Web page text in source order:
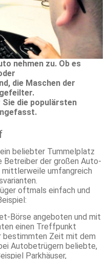
nehmen zu. Ob es
die Maschen der
Sie die populärsten
beliebter Tummelplatz
Betreiber der großen Auto-
umfangreich
oftmals einfach und
Börse angeboten und mit
einen Treffpunkt
bestimmten Zeit mit dem
Autobetrügern beliebte,
Parkhäuser,